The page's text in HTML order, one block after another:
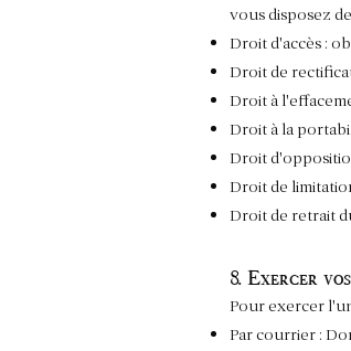
vous disposez
Droit d'accès :
Droit de
Droit à
Droit à la
Droit
Droit de
Droit de retrait
8. Exercer
Pour exercer
Par courrier :